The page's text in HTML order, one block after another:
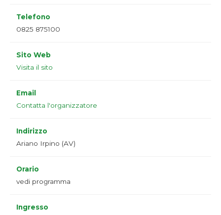
Telefono
0825 875100
Sito Web
Visita il sito
Email
Contatta l'organizzatore
Indirizzo
Ariano Irpino (AV)
Orario
vedi programma
Ingresso